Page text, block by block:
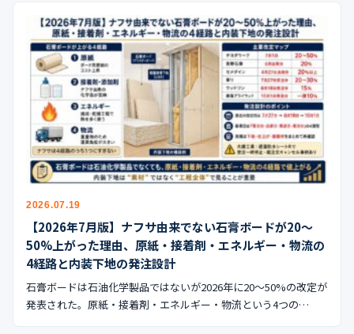
2026.07.19
【2026年7月版】ナフサ由来でない石膏ボードが20〜
50%上がった理由、原紙・接着剤・エネルギー・物流の
4経路と内装下地の発注設計
石膏ボードは石油化学製品ではないが2026年に20〜50%の改定が
発表された。原紙・接着剤・エネルギー・物流という4つの…